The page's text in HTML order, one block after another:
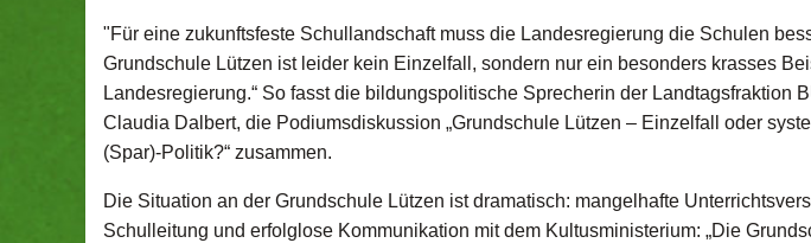
"Für eine zukunftsfeste Schullandschaft muss die Landesregierung die Schulen
Grundschule Lützen ist leider kein Einzelfall, sondern nur ein besonders krasses
Landesregierung.“ So fasst die bildungspolitische Sprecherin der Landtagsfraktion
Claudia Dalbert, die Podiumsdiskussion „Grundschule Lützen – Einzelfall oder
(Spar)-Politik?“ zusammen.
Die Situation an der Grundschule Lützen ist dramatisch: mangelhafte
Schulleitung und erfolglose Kommunikation mit dem Kultusministerium: „Die